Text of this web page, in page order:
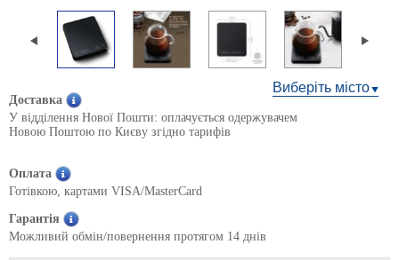
Виберіть місто
Доставка
У відділення Нової Пошти: оплачується одержувачем
Новою Поштою по Києву згідно тарифів
Оплата
Готівкою, картами VISA/MasterCard
Гарантія
Можливий обмін/повернення протягом 14 днів